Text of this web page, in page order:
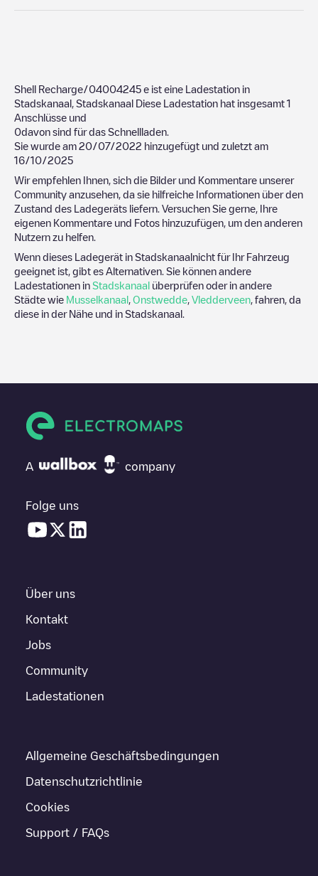
Shell Recharge/04004245 e ist eine Ladestation in
Stadskanaal Stadskanaal Diese Ladestation hat insgesamt 1
Anschlüsse und
0davon sind für das Schnellladen.
Sie wurde am 20/07/2022 hinzugefügt und zuletzt am
16/10/2025
Wir empfehlen Ihnen, sich die Bilder und Kommentare unserer
Community anzusehen, da sie hilfreiche Informationen über den
Zustand des Ladegeräts liefern. Versuchen Sie gerne, Ihre
eigenen Kommentare und Fotos hinzuzufügen, um den anderen
Nutzern zu helfen.
Wenn dieses Ladegerät in Stadskanaalnicht für Ihr Fahrzeug
geeignet ist, gibt es Alternativen. Sie können andere
Ladestationen in Stadskanaal überprüfen oder in andere
Städte wie Musselkanaal Onstwedde Vledderveen , fahren, da
diese in der Nähe und in Stadskanaal
A company
Folge uns
Über uns
Kontakt
Jobs
Community
Ladestationen
Allgemeine Geschäftsbedingungen
Datenschutzrichtlinie
Cookies
Support / FAQs